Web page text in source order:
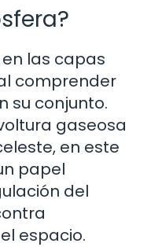
las capas
comprender
su conjunto.
gaseosa
en este
papel
del
espacio.